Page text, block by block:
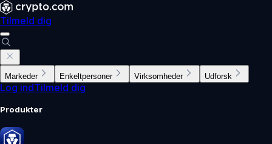
Tilmeld dig
Markeder Enkeltpersoner Virksomheder Udforsk
Log indTilmeld dig
Produkter